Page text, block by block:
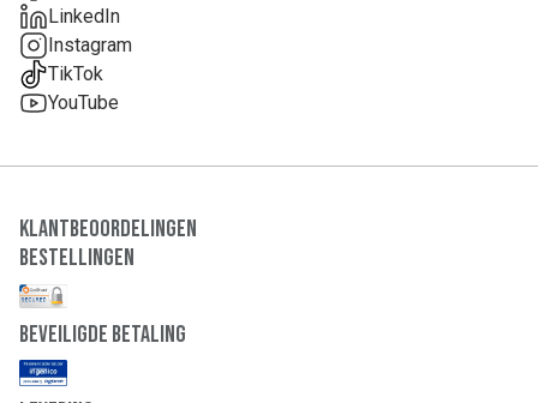
LinkedIn
Instagram
TikTok
YouTube
Klantbeoordelingen
Bestellingen
Beveiligde Betaling